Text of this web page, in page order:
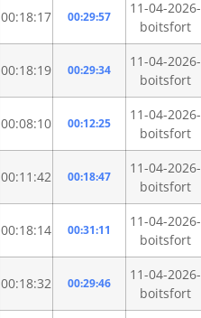
00:18:17 00:29:57
11-04-2026-
boitsfort
00:18:19 00:29:34
11-04-2026-
boitsfort
00:08:10 00:12:25
11-04-2026-
boitsfort
00:11:42 00:18:47
11-04-2026-
boitsfort
00:18:14 00:31:11
11-04-2026-
boitsfort
00:18:32 00:29:46
11-04-2026-
boitsfort